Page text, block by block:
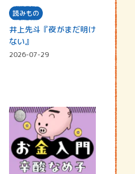
読みもの
井上先斗『夜がまだ明け
ない』
2026-07-29